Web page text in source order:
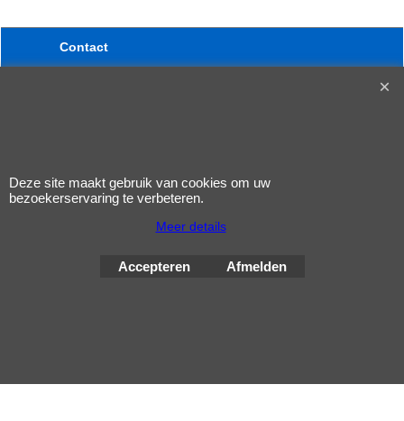
Equi Red - Equimins
Klik hier
Contact
Deze site maakt gebruik van cookies om uw
bezoekerservaring te verbeteren.
Meer details
Accepteren Afmelden